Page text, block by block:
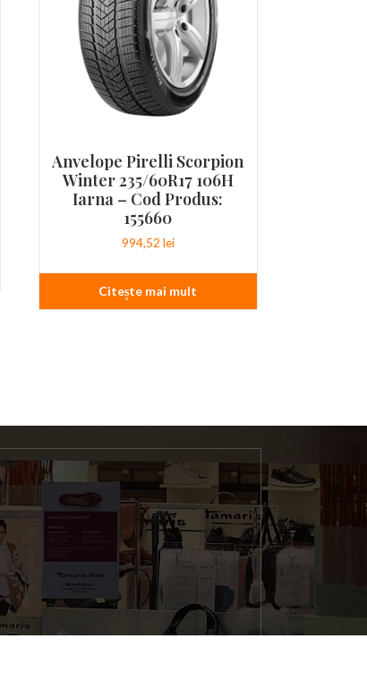
Anvelope Pirelli Scorpion
Winter 235/60R17 106H
Iarna – Cod Produs:
155660
994,52 lei
Citește mai mult